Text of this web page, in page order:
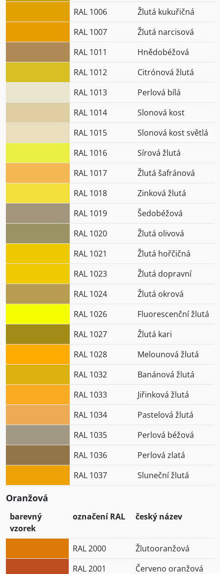
RAL 1006
Žlutá kukuřičná
RAL 1007
Žlutá narcisová
RAL 1011
Hnědobéžová
RAL 1012
Citrónová žlutá
RAL 1013
Perlová bílá
RAL 1014
Slonová kost
RAL 1015
Slonová kost světlá
RAL 1016
Sírová žlutá
RAL 1017
Žlutá šafránová
RAL 1018
Zinková žlutá
RAL 1019
Šedobéžová
RAL 1020
Žlutá olivová
RAL 1021
Žlutá hořčičná
RAL 1023
Žlutá dopravní
RAL 1024
Žlutá okrová
RAL 1026
Fluorescenční žlutá
RAL 1027
Žlutá kari
RAL 1028
Melounová žlutá
RAL 1032
Banánová žlutá
RAL 1033
Jiřinková žlutá
RAL 1034
Pastelová žlutá
RAL 1035
Perlová béžová
RAL 1036
Perlová zlatá
RAL 1037
Sluneční žlutá
Oranžová
barevný
vzorek
označení RAL český název
RAL 2000
Žlutooranžová
RAL 2001
Červeno oranžová